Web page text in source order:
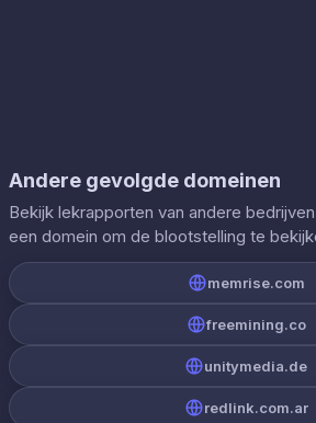
Andere gevolgde domeinen
Bekijk lekrapporten van andere
een domein om de blootstelling te
memrise.com
freemining.co
unitymedia.de
redlink.com.ar